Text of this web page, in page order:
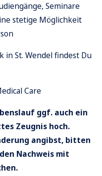
Seminare
stetige Möglichkeit
St. Wendel findest Du
Care
ggf. auch ein
Zeugnis hoch.
angibst, bitten
Nachweis mit